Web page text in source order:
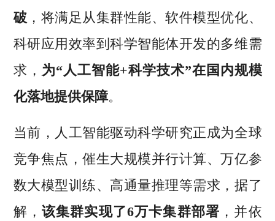
破 ，将满足从集群性能、软件模型优化、
科研应用效率到科学智能体开发的多维需
求， 为“人工智能+科学技术”在国内规模
化落地提供保障。
当前，人工智能驱动科学研究正成为全球
竞争焦点，催生大规模并行计算、万亿参
数大模型训练、高通量推理等需求，据了
解， 该集群实现了6万卡集群部署 ，并依